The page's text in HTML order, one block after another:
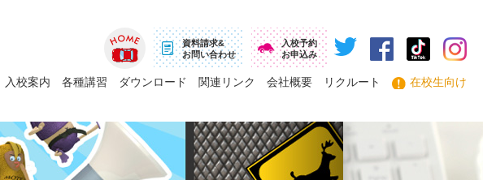
ホーム
資料請求&
お問い合わせ
入校予約
お申込み
入校案内 各種講習 ダウンロード 関連リンク 会社概要 リクルート 在校生向け